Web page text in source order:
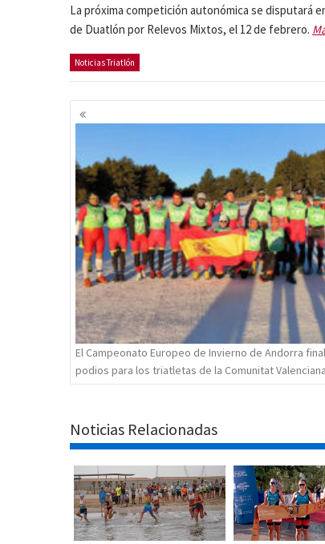
La próxima competición autonómica se disputará
de Duatlón por Relevos Mixtos, el 12 de febrero.
Noticias Triatlón
Navegación
de
El Campeonato Europeo de Invierno de Andorra
podios para los triatletas de la Comunitat Valenciana
Noticias Relacionadas